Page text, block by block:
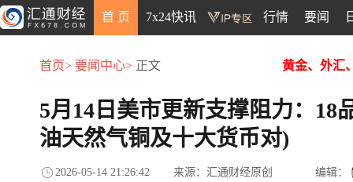
首 页 7x24快讯 行情 要闻
首页> 要闻中心> 正文 黄金、外汇
5月14日美市更新支撑阻力：18
油天然气铜及十大货币对)
2026-05-14 21:26:42 来源：汇通财经原创 编辑：